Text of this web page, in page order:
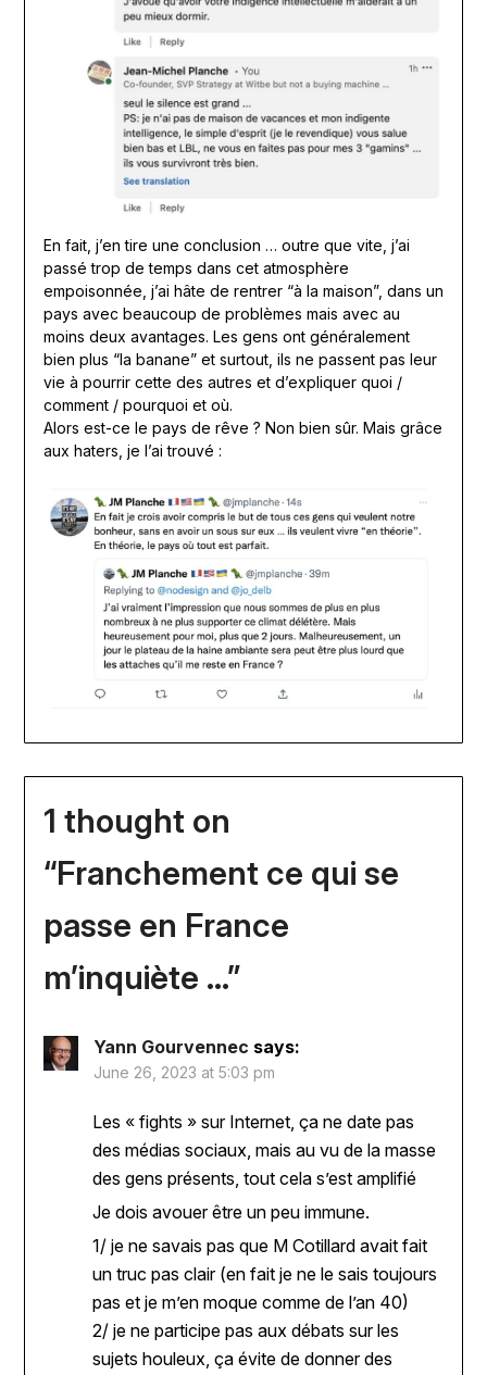
En fait, j’en tire une conclusion … outre que vite, j’ai
passé trop de temps dans cet atmosphère
empoisonnée, j’ai hâte de rentrer “à la maison”, dans un
pays avec beaucoup de problèmes mais avec au
moins deux avantages. Les gens ont généralement
bien plus “la banane” et surtout, ils ne passent pas leur
vie à pourrir cette des autres et d’expliquer quoi /
comment / pourquoi et où.
Alors est-ce le pays de rêve ? Non bien sûr. Mais grâce
aux haters, je l’ai trouvé :
1 thought on
“Franchement ce qui se
passe en France
m’inquiète …”
Yann Gourvennec says:
June 26, 2023 at 5:03 pm
Les « fights » sur Internet, ça ne date pas
des médias sociaux, mais au vu de la masse
des gens présents, tout cela s’est amplifié
Je dois avouer être un peu immune.
1/ je ne savais pas que M Cotillard avait fait
un truc pas clair (en fait je ne le sais toujours
pas et je m’en moque comme de l’an 40)
2/ je ne participe pas aux débats sur les
sujets houleux, ça évite de donner des